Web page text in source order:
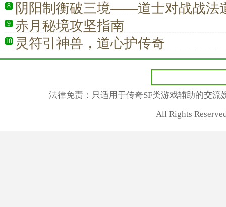
8
阴阳制衡破三境——道士对战战法
阶PK实战详解
9 赤月秘境攻坚指南
10 灵符引神兽，道心护传奇
法律免责：只适用于传奇SF类游戏辅助的交
All Rights